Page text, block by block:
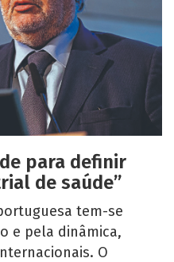
para definir
de saúde”
tem-se
e pela dinâmica,
O